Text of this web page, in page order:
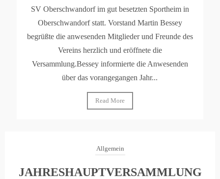
SV Oberschwandorf im gut besetzten Sportheim in
Oberschwandorf statt. Vorstand Martin Bessey
begrüßte die anwesenden Mitglieder und Freunde des
Vereins herzlich und eröffnete die
Versammlung.Bessey informierte die Anwesenden
über das vorangegangen Jahr...
Read More
Allgemein
JAHRESHAUPTVERSAMMLUNG